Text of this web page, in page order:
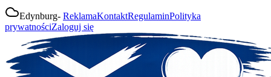
Edynburg- ReklamaKontaktRegulaminPolityka
prywatnościZaloguj się